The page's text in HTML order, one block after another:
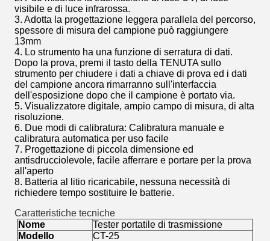
visibile e di luce infrarossa.
3. Adotta la progettazione leggera parallela del percorso,
spessore di misura del campione può raggiungere
13mm
4. Lo strumento ha una funzione di serratura di dati.
Dopo la prova, premi il tasto della TENUTA sullo
strumento per chiudere i dati a chiave di prova ed i dati
del campione ancora rimarranno sull'interfaccia
dell'esposizione dopo che il campione è portato via.
5. Visualizzatore digitale, ampio campo di misura, di alta
risoluzione.
6. Due modi di calibratura: Calibratura manuale e
calibratura automatica per uso facile
7. Progettazione di piccola dimensione ed
antisdrucciolevole, facile afferrare e portare per la prova
all'aperto
8. Batteria al litio ricaricabile, nessuna necessità di
richiedere tempo sostituire le batterie.
Caratteristiche tecniche
Nome
Tester portatile di trasmissione
Modello
CT-25